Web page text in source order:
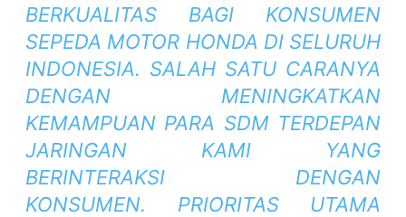
BERKUALITAS BAGI KONSUMEN
SEPEDA MOTOR HONDA DI SELURUH
INDONESIA. SALAH SATU CARANYA
DENGAN MENINGKATKAN
KEMAMPUAN PARA SDM TERDEPAN
JARINGAN KAMI YANG
BERINTERAKSI DENGAN
KONSUMEN. PRIORITAS UTAMA